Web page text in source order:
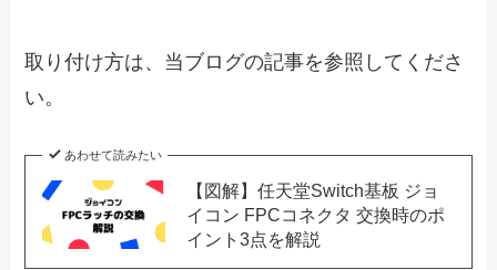
取り付け方は、当ブログの記事を参照してくださ
い。
あわせて読みたい
【図解】任天堂Switch基板 ジョ
イコン FPCコネクタ 交換時のポ
イント3点を解説